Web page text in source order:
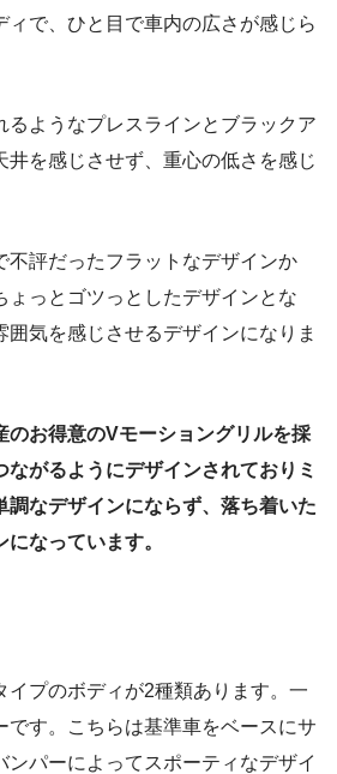
ィで、ひと目で車内の広さが感じら
るようなプレスラインとブラックア
井を感じさせず、重心の低さを感じ
不評だったフラットなデザインか
ょっとゴツっとしたデザインとな
囲気を感じさせるデザインになりま
のお得意のVモーショングリルを採
ながるようにデザインされておりミ
調なデザインにならず、落ち着いた
なっています。
イプのボディが2種類あります。一
です。こちらは基準車をベースにサ
ンパーによってスポーティなデザイ